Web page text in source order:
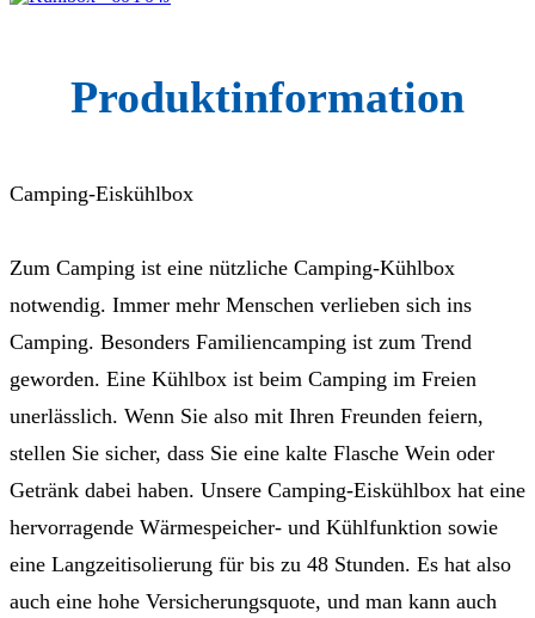
Produktinformation
Camping-Eiskühlbox
Zum Camping ist eine nützliche Camping-Kühlbox
notwendig. Immer mehr Menschen verlieben sich ins
Camping. Besonders Familiencamping ist zum Trend
geworden. Eine Kühlbox ist beim Camping im Freien
unerlässlich. Wenn Sie also mit Ihren Freunden feiern,
stellen Sie sicher, dass Sie eine kalte Flasche Wein oder
Getränk dabei haben. Unsere Camping-Eiskühlbox hat eine
hervorragende Wärmespeicher- und Kühlfunktion sowie
eine Langzeitisolierung für bis zu 48 Stunden. Es hat also
auch eine hohe Versicherungsquote, und man kann auch